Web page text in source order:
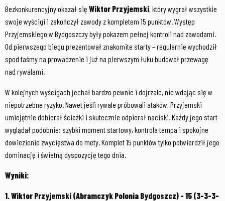
Bezkonkurencyjny okazał się Wiktor Przyjemski, który wygrał wszystkie
swoje wyścigi i zakończył zawody z kompletem 15 punktów. Występ
Przyjemskiego w Bydgoszczy były pokazem pełnej kontroli nad zawodami.
Od pierwszego biegu prezentował znakomite starty – regularnie wychodził
spod taśmy na prowadzenie i już na pierwszym łuku budował przewagę
nad rywalami.
W kolejnych wyścigach jechał bardzo pewnie i dojrzale, nie wdając się w
niepotrzebne ryzyko. Nawet jeśli rywale próbowali ataków, Przyjemski
umiejętnie dobierał ścieżki i skutecznie odpierał naciski. Każdy jego start
wyglądał podobnie: szybki moment startowy, kontrola tempa i spokojne
dowiezienie zwycięstwa do mety. Komplet 15 punktów tylko potwierdził jego
dominację i świetną dyspozycję tego dnia.
Wyniki:
1. Wiktor Przyjemski (Abramczyk Polonia Bydgoszcz) – 15 (3-3-3-